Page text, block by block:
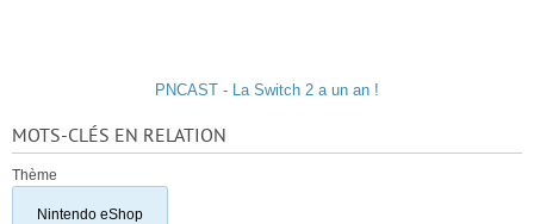
PNCAST - La Switch 2 a un an !
MOTS-CLÉS EN RELATION
Thème
Nintendo eShop